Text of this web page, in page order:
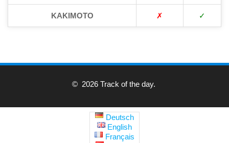
KAKIMOTO ✗ ✓
© 2026 Track of the day.
Deutsch
English
Français